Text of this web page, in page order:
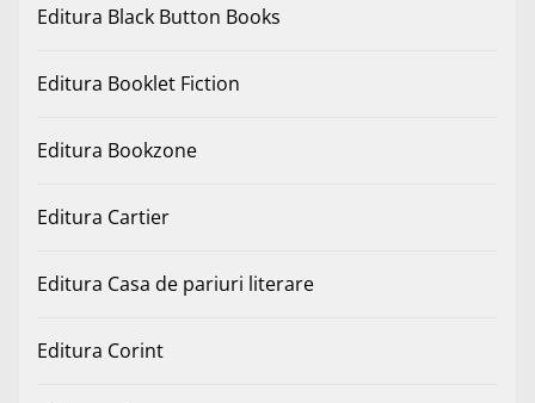
Editura Black Button Books
Editura Booklet Fiction
Editura Bookzone
Editura Cartier
Editura Casa de pariuri literare
Editura Corint